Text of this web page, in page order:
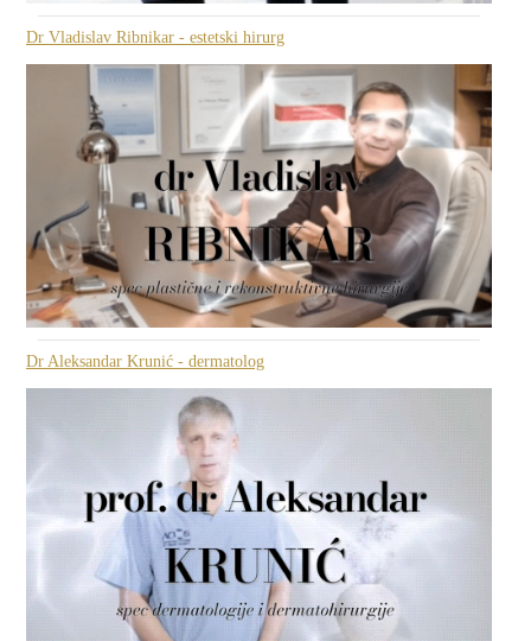
Dr Vladislav Ribnikar - estetski hirurg
Dr Aleksandar Krunić - dermatolog